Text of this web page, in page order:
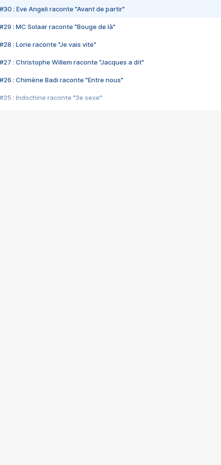
#30 : Eve Angeli raconte "Avant de partir"
#29 : MC Solaar raconte "Bouge de là"
#28 : Lorie raconte "Je vais vite"
#27 : Christophe Willem raconte "Jacques a dit"
#26 : Chimène Badi raconte "Entre nous"
#25 : Indochine raconte "3e sexe"